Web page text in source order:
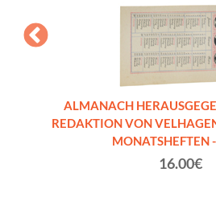
ALMANACH
REDAKTION VON
MONATSHEFTEN
16.00€